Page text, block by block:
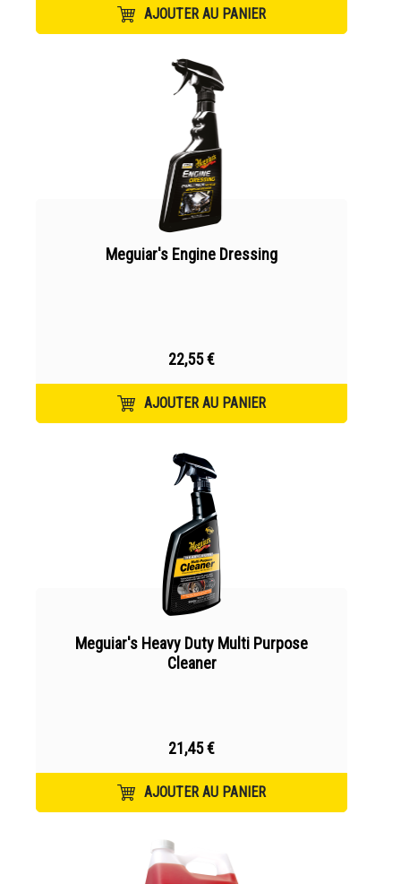
AJOUTER AU PANIER
Meguiar's Engine Dressing
22,55 €
AJOUTER AU PANIER
Meguiar's Heavy Duty Multi Purpose
Cleaner
21,45 €
AJOUTER AU PANIER